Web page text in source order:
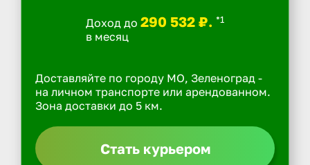
Доход до 290 532 ₽. *1
в месяц
Доставляйте по городу МО, Зеленоград -
на личном транспорте или арендованном.
Зона доставки до 5 км.
Стать курьером